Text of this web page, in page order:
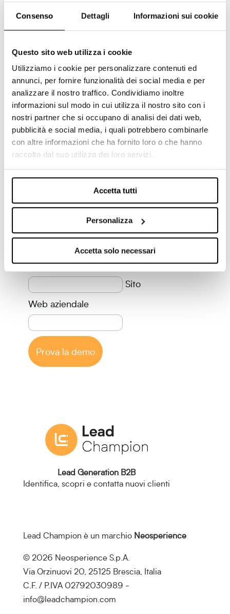
Consenso Dettagli Informazioni sui cookie
Questo sito web utilizza i cookie
Utilizziamo i cookie per personalizzare contenuti ed
annunci, per fornire funzionalità dei social media e per
analizzare il nostro traffico. Condividiamo inoltre
informazioni sul modo in cui utilizza il nostro sito con i
nostri partner che si occupano di analisi dei dati web,
pubblicità e social media, i quali potrebbero combinarle
con altre informazioni che ha fornito loro o che hanno
raccolto dal suo utilizzo dei loro servizi.
Accetta tutti
Personalizza
Accetta solo necessari
Scopri le aziende che
visitano il tuo sito web:
Richiedi una prova gratuita di
Lead Champion e aumenta i
potenziali clienti per la tua
azienda!
E-mail aziendale
Nome e cognome
Azienda
Sito
Web aziendale
Prova la demo
Lead Generation B2B
Identifica, scopri e contatta nuovi clienti
Lead Champion è un marchio Neosperience
© 2026 Neosperience S.p.A.
Via Orzinuovi 20, 25125 Brescia, Italia
C.F. / P.IVA 02792030989 -
info@leadchampion.com